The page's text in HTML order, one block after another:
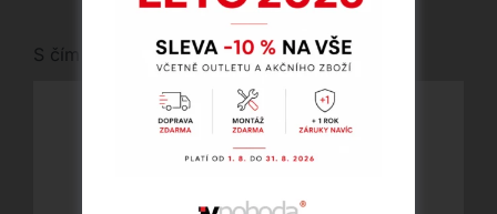
S čím vám můžeme pomoci?